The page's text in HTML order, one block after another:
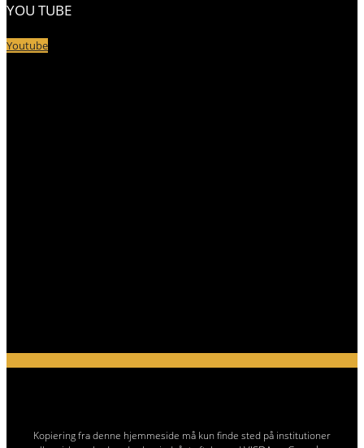
YOU TUBE
Youtube
Kopiering fra denne hjemmeside må kun finde sted på institutioner